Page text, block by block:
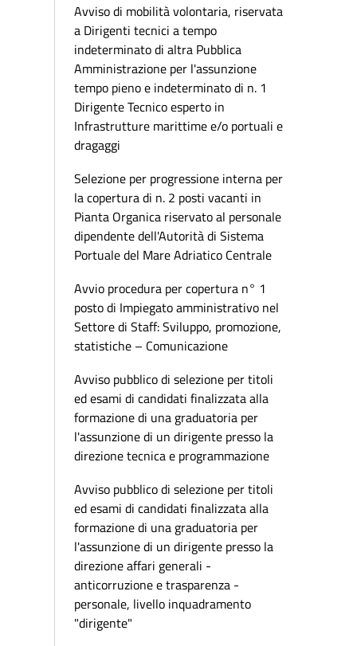
Avviso di mobilità volontaria, riservata
a Dirigenti tecnici a tempo
indeterminato di altra Pubblica
Amministrazione per l'assunzione
tempo pieno e indeterminato di n. 1
Dirigente Tecnico esperto in
Infrastrutture marittime e/o portuali e
dragaggi
Selezione per progressione interna per
la copertura di n. 2 posti vacanti in
Pianta Organica riservato al personale
dipendente dell'Autorità di Sistema
Portuale del Mare Adriatico Centrale
Avvio procedura per copertura n° 1
posto di Impiegato amministrativo nel
Settore di Staff: Sviluppo, promozione,
statistiche – Comunicazione
Avviso pubblico di selezione per titoli
ed esami di candidati finalizzata alla
formazione di una graduatoria per
l'assunzione di un dirigente presso la
direzione tecnica e programmazione
Avviso pubblico di selezione per titoli
ed esami di candidati finalizzata alla
formazione di una graduatoria per
l'assunzione di un dirigente presso la
direzione affari generali -
anticorruzione e trasparenza -
personale, livello inquadramento
"dirigente"